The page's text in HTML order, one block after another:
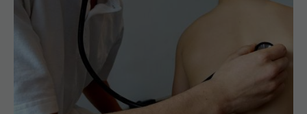
Violența în familie ar scădea IQ-ul copiilor
26 noi 2019, 15:38